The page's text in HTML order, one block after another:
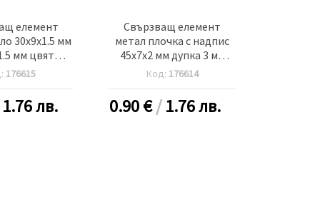
елемент
30x9x1.5 мм
мм цвят
-10 броя
176615
1.76 лв.
Свързващ елемент
метал плочка с надпис
45x7x2 мм дупка 3 мм
цвят сребро -10 броя
Код: 176614
0.90€/1.76 лв.